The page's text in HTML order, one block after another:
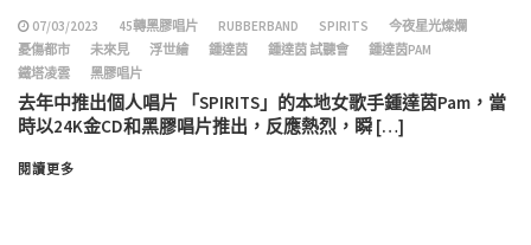
07/03/2023 45轉黑膠唱片 RUBBERBAND SPIRITS
今夜星光燦爛
憂傷都市
未來見 浮世繪 鍾達茵 鍾達茵 試聽會
鍾達茵PAM
鐵塔凌雲
黑膠唱片
去年中推出個人唱片 「SPIRITS」的本地女歌手鍾達茵Pam，當
時以24K金CD和黑膠唱片推出，反應熱烈，瞬 […]
閱讀更多